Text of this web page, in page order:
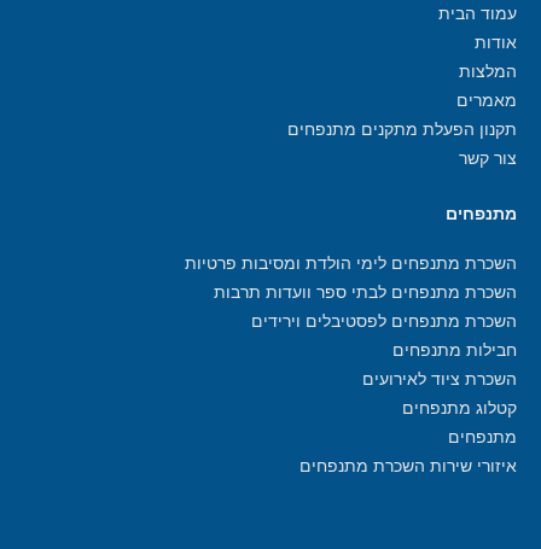
עמוד הבית
אודות
המלצות
מאמרים
תקנון הפעלת מתקנים מתנפחים
צור קשר
מתנפחים
השכרת מתנפחים לימי הולדת ומסיבות פרטיות
השכרת מתנפחים לבתי ספר וועדות תרבות
השכרת מתנפחים לפסטיבלים וירידים
חבילות מתנפחים
השכרת ציוד לאירועים
קטלוג מתנפחים
מתנפחים
איזורי שירות השכרת מתנפחים